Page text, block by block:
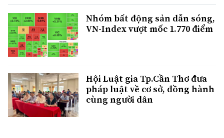
Nhóm bất động sản dẫn sóng,
VN-Index vượt mốc 1.770 điểm
Hội Luật gia Tp.Cần Thơ đưa
pháp luật về cơ sở, đồng hành
cùng người dân